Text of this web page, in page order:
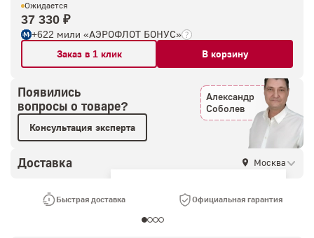
Ожидается
37 330 ₽
+622 мили «АЭРОФЛОТ БОНУС»
Заказ в 1 клик
В корзину
Появились
вопросы о товаре?
Консультация эксперта
Александр
Соболев
Доставка Москва
Быстрая доставка Официальная гарантия